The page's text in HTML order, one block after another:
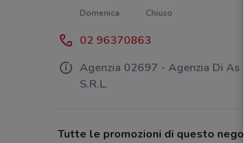
Domenica
Chiuso
02 96370863
Agenzia 02697 - Agenzia Di As
S.R.L.
Tutte le promozioni di questo